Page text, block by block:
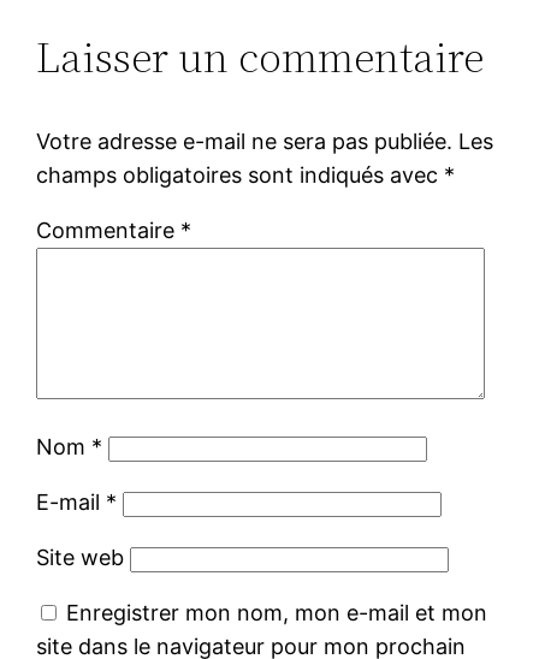
Laisser un commentaire
Votre adresse e-mail ne sera pas publiée. Les
champs obligatoires sont indiqués avec *
Commentaire *
Nom *
E-mail *
Site web
Enregistrer mon nom, mon e-mail et mon
site dans le navigateur pour mon prochain